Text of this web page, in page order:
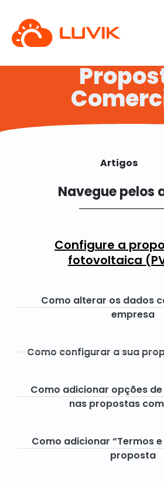
Artigos
Navegue pelos
Configure a
fotovoltaica
Como alterar os dados
empresa
Como configurar a sua
Como adicionar opções
nas propostas
Como adicionar “Termos
proposta